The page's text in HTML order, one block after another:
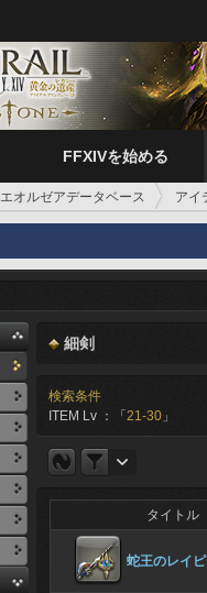
FFXIVを始める
エオルゼアデータベース アイ
細剣
検索条件
ITEM Lv ：「 21-30 」
タイトル
蛇王のレイ